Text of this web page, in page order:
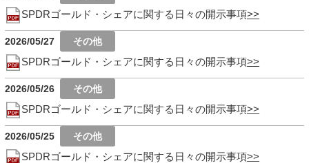
SPDRゴールド・シェアに関する日々の開示事項
2026/05/27
SPDRゴールド・シェアに関する日々の開示事項
2026/05/26
SPDRゴールド・シェアに関する日々の開示事項
2026/05/25
SPDRゴールド・シェアに関する日々の開示事項